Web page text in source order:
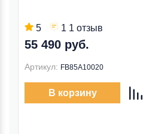
5 1 1 отзыв
55 490 руб.
Артикул: FB85A10020
В корзину